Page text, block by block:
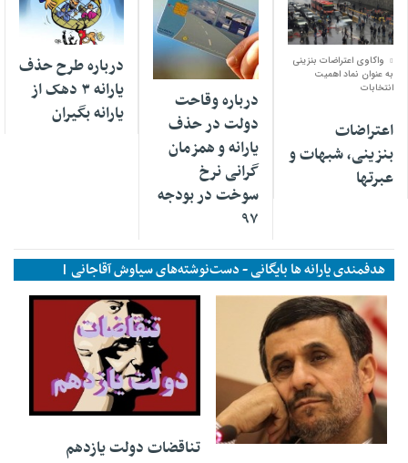
۰۳ اردیبهشت ۱۴۰۰
واکاوی اعتراضات بنزینی
به عنوان نماد اهمیت
انتخابات
اعتراضات
بنزینی، شبهات و
عبرتها
۲۵ آذر ۱۳۹۶
درباره وقاحت
دولت در حذف
یارانه و همزمان
گرانی نرخ
سوخت در بودجه
۹۷
۲۵ فروردین ۱۳۹۵
درباره طرح حذف
یارانه ۳ دهک از
یارانه بگیران
هدفمندی یارانه ها بایگانی - دست‌نوشته‌های سیاوش آقاجانی |
نازکبین
تناقضات دولت یازدهم